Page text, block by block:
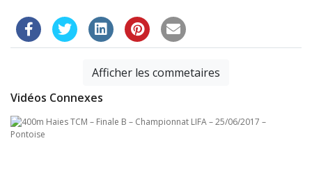
Afficher les commetaires
Vidéos Connexes